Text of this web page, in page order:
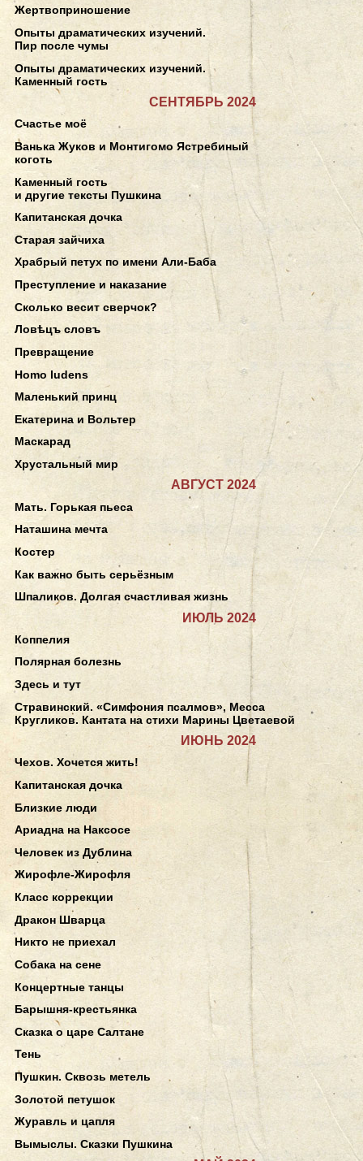
Жертвоприношение
Опыты драматических изучений.
Пир после чумы
Опыты драматических изучений.
Каменный гость
СЕНТЯБРЬ 2024
Счастье моё
Ванька Жуков и Монтигомо Ястребиный
коготь
Каменный гость
и другие тексты Пушкина
Капитанская дочка
Старая зайчиха
Храбрый петух по имени Али-Баба
Преступление и наказание
Сколько весит сверчок?
Ловѣцъ словъ
Превращение
Homo ludens
Маленький принц
Екатерина и Вольтер
Маскарад
Хрустальный мир
АВГУСТ 2024
Мать. Горькая пьеса
Наташина мечта
Костер
Как важно быть серьёзным
Шпаликов. Долгая счастливая жизнь
ИЮЛЬ 2024
Коппелия
Полярная болезнь
Здесь и тут
Стравинский. «Симфония псалмов», Месса
Кругликов. Кантата на стихи Марины Цветаевой
ИЮНЬ 2024
Чехов. Хочется жить!
Капитанская дочка
Близкие люди
Ариадна на Наксосе
Человек из Дублина
Жирофле-Жирофля
Класс коррекции
Дракон Шварца
Никто не приехал
Собака на сене
Концертные танцы
Барышня-крестьянка
Сказка о царе Салтане
Тень
Пушкин. Сквозь метель
Золотой петушок
Журавль и цапля
Вымыслы. Сказки Пушкина